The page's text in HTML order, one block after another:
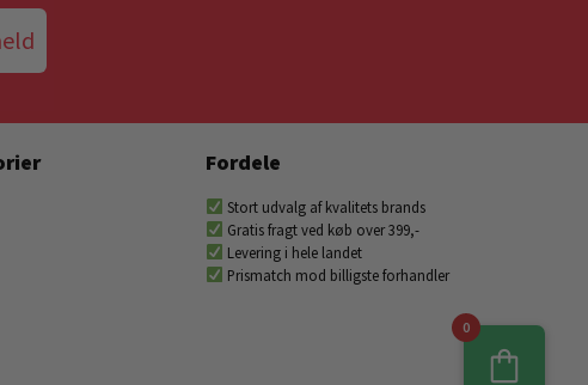
Fordele
Stort udvalg af kvalitets brands
Gratis fragt ved køb over 399,-
Levering i hele landet
Prismatch mod billigste forhandler
0